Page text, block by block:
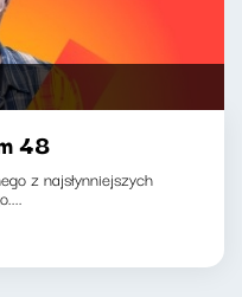
48
z najsłynniejszych